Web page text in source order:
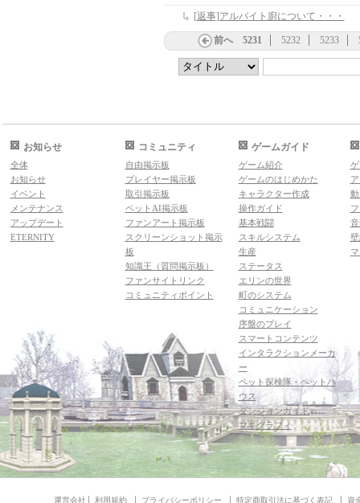
[返事]アルバイト廚について・・・
前へ 5231 5232 5233
お知らせ
全体
お知らせ
イベント
メンテナンス
アップデート
ETERNITY
コミュニティ
自由掲示板
プレイヤー掲示板
取引掲示板
ペットAI掲示板
ファンアート掲示板
スクリーンショット掲示
板
知識王（質問掲示板）
ファンサイトリンク
コミュニティポイント
ゲームガイド
ゲーム紹介
ゲームのはじめかた
キャラクター作成
操作ガイド
基本戦闘
スキルシステム
生産
ステータス
エリンの世界
町のシステム
コミュニケーション
序盤のプレイ
スマートコンテンツ
インタラクションメーカ
ー
ペット探検隊・ペットハ
ウス
ダンジョンガイド
マギグラフィ
運営会社 利用規約 プライバシーポリシー 特定商取引法に基づく表記 資